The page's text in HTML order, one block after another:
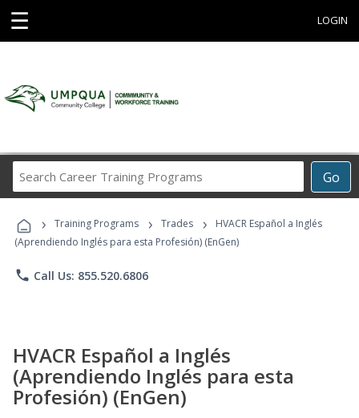
☰ LOGIN
Go
Career
Programs
› Training Programs › Trades ›
HVACR Español a Inglés
(Aprendiendo Inglés para esta Profesión) (EnGen)
phone Call Us: 855.520.6806
HVACR Español a Inglés
(Aprendiendo Inglés para esta
Profesión) (EnGen)